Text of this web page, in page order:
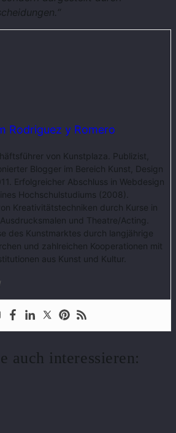
Rodriguez y Romero
von Kunstplaza. Publizist,
Blogger im Bereich Kunst, Design
Erfolgreicher Abschluss in Webdesign
Hochschulstudiums (2008).
Kreativitätstechniken durch Kurse in
und Theatre/Acting.
des Kunstmarktes durch langjährige
und zahlreichen Kooperationen mit
aus Kunst und Kultur.
auch interessieren: